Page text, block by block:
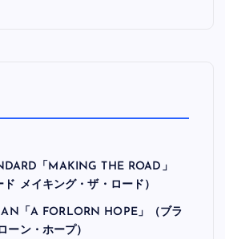
「MAKING THE ROAD」
ド メイキング・ザ・ロード）
「A FORLORN HOPE」（ブラ
ーン・ホープ）